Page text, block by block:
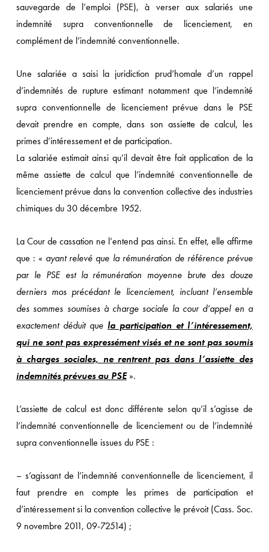
sauvegarde de l’emploi (PSE), à verser aux salariés une
indemnité supra conventionnelle de licenciement, en
complément de l’indemnité conventionnelle.
Une salariée a saisi la juridiction prud’homale d’un rappel
d’indemnités de rupture estimant notamment que l’indemnité
supra conventionnelle de licenciement prévue dans le PSE
devait prendre en compte, dans son assiette de calcul, les
primes d’intéressement et de participation.
La salariée estimait ainsi qu’il devait être fait application de la
même assiette de calcul que l’indemnité conventionnelle de
licenciement prévue dans la convention collective des industries
chimiques du 30 décembre 1952.
La Cour de cassation ne l’entend pas ainsi. En effet, elle affirme
que : « ayant relevé que la rémunération de référence prévue
par le PSE est la rémunération moyenne brute des douze
derniers mos précédant le licenciement, incluant l’ensemble
des sommes soumises à charge sociale la cour d’appel en a
exactement déduit que la participation et l’intéressement,
qui ne sont pas expressément visés et ne sont pas soumis
à charges sociales, ne rentrent pas dans l’assiette des
indemnités prévues au PSE».
L’assiette de calcul est donc différente selon qu’il s’agisse de
l’indemnité conventionnelle de licenciement ou de l’indemnité
supra conventionnelle issues du PSE :
– s’agissant de l’indemnité conventionnelle de licenciement, il
faut prendre en compte les primes de participation et
d’intéressement si la convention collective le prévoit (Cass. Soc.
9 novembre 2011, 09-72514) ;